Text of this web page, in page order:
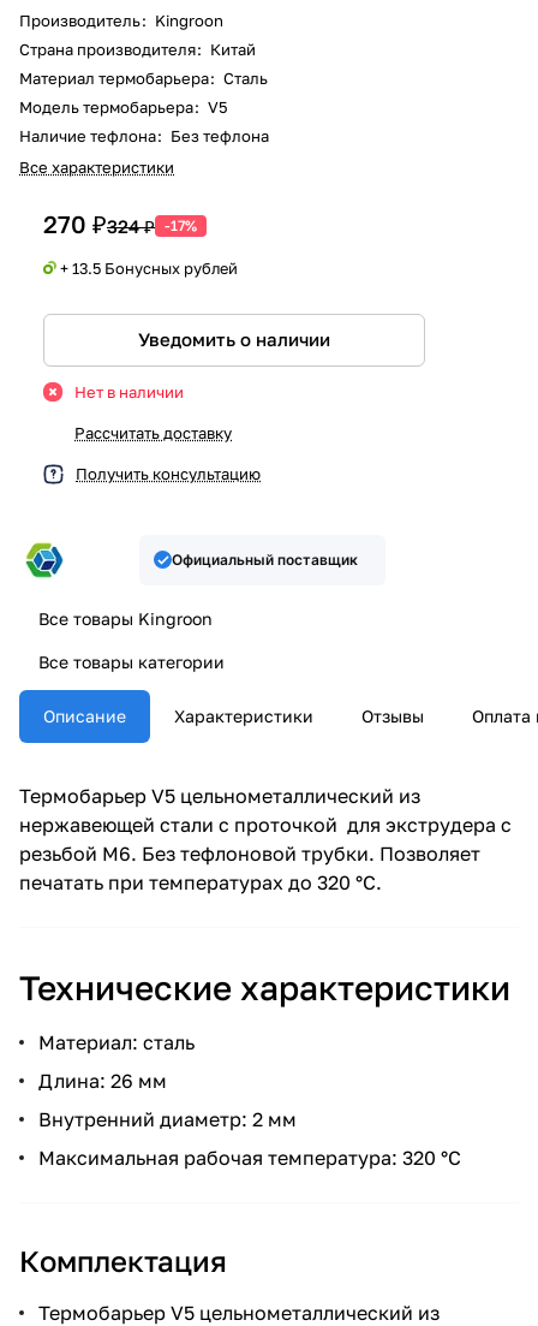
Производитель: Kingroon
Страна производителя: Китай
Материал термобарьера: Сталь
Модель термобарьера: V5
Наличие тефлона: Без тефлона
Все характеристики
270 ₽324 ₽ -17%
+ 13.5 Бонусных рублей
Уведомить о наличии
Нет в наличии
Рассчитать доставку
Получить консультацию
Официальный поставщик
Все товары Kingroon
Все товары категории
Описание Характеристики Отзывы Оплата
Термобарьер V5 цельнометаллический из
нержавеющей стали с проточкой для экструдера с
резьбой М6. Без тефлоновой трубки. Позволяет
печатать при температурах до 320 °C.
Технические характеристики
Материал: сталь
Длина: 26 мм
Внутренний диаметр: 2 мм
Максимальная рабочая температура: 320 °C
Комплектация
Термобарьер V5 цельнометаллический из